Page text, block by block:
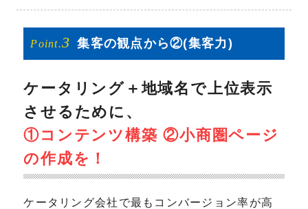
Point.3 集客の観点から②(集客力)
ケータリング＋地域名で上位表示
させるために、
①コンテンツ構築 ②小商圏ページ
の作成を！
ケータリング会社で最もコンバージョン率が高